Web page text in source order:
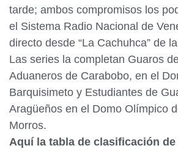
tarde; ambos compromisos los
el Sistema Radio Nacional de
directo desde “La Cachuhca” de
Las series la completan Guaros
Aduaneros de Carabobo, en el
Barquisimeto y Estudiantes de
Aragüeños en el Domo Olímpico
Morros.
Aquí la tabla de clasificación